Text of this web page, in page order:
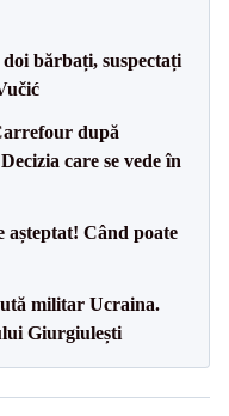
bărbați, suspectați
după
care se vede în
așteptat! Când poate
militar Ucraina.
Giurgiulești